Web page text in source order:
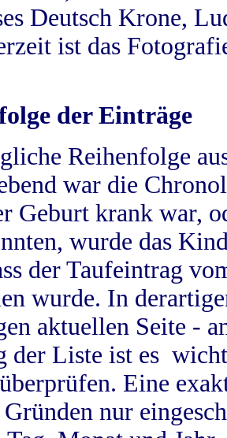
Deutsch Krone,
ist das
der Einträge
Reihenfolge
war die
Geburt krank war,
wurde das
der Taufeintrag
wurde. In
aktuellen Seite -
der Liste ist es
Eine
nur